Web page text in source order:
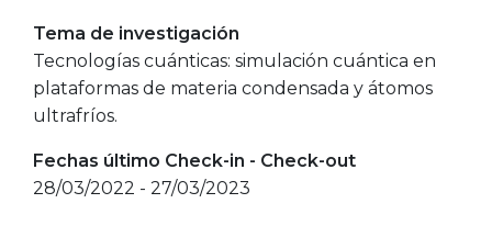
Tema de investigación
Tecnologías cuánticas: simulación cuántica en
plataformas de materia condensada y átomos
ultrafríos.
Fechas último Check-in - Check-out
28/03/2022 - 27/03/2023